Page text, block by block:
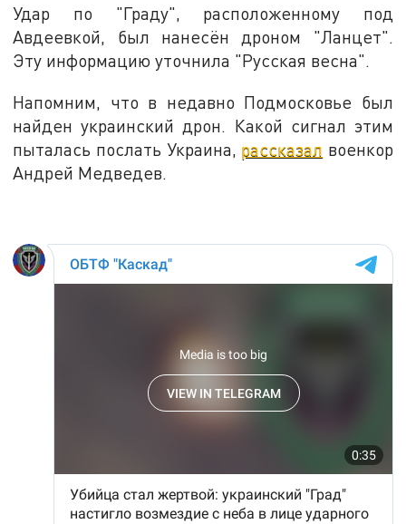
Удар по "Граду", расположенному под
Авдеевкой, был нанесён дроном "Ланцет".
Эту информацию уточнила "Русская весна".
Напомним, что в недавно Подмосковье был
найден украинский дрон. Какой сигнал этим
пыталась послать Украина, рассказал военкор
Андрей Медведев.